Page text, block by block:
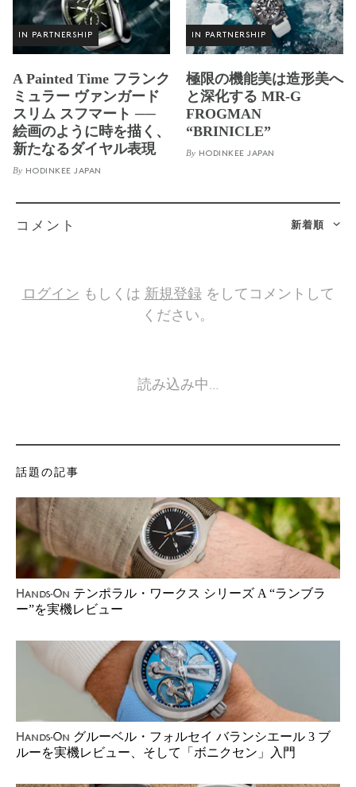
IN PARTNERSHIP
A Painted Time フランク
ミュラー ヴァンガード
スリム スフマート ──
絵画のように時を描く、
新たなるダイヤル表現
By HODINKEE JAPAN
IN PARTNERSHIP
極限の機能美は造形美へ
と深化する MR-G
FROGMAN
“BRINICLE”
By HODINKEE JAPAN
新着順
コメント
ログイン もしくは 新規登録をしてコメントして
ください。
読み込み中…
話題の記事
Hands-On テンポラル・ワークス シリーズ A “ランブラ
ー”を実機レビュー
Hands-On グルーベル・フォルセイ バランシエール 3 ブ
ルーを実機レビュー、そして「ボニクセン」入門